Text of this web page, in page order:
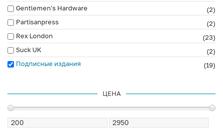
Gentlemen's Hardware
(2)
Partisanpress
(2)
Rex London
(23)
Suck UK
(2)
Подписные издания
(19)
ЦЕНА